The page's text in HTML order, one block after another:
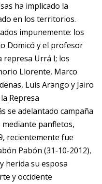
ha implicado la
en los territorios.
impunemente: los
Domicó y el profesor
represa Urrá I; los
Llorente, Marco
Luis Arango y Jairo
Represa
se adelantado campaña
mediante panfletos,
recientemente fue
Pabón (31-10-2012),
herida su esposa
y occidente